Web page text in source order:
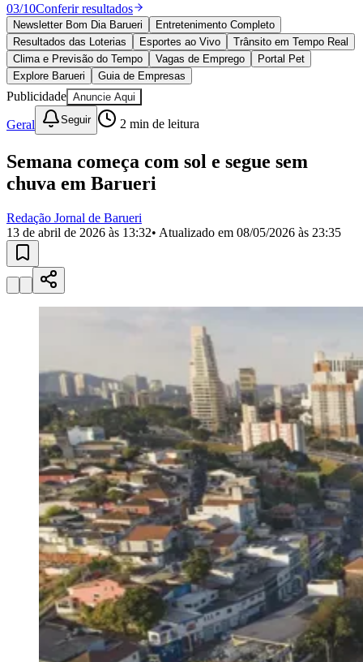
Esportes
Saúde
Segurança
Cultura
Meio Ambiente
Obras
Educação
Bairros de Barueri
Selecione sua regiãoPara notícias da sua região
JubranBelvalBethavilleBoa
VistaCalifórniaCarapicuíbaCentroChácaras MarcoCidades da
Região
Militar
Califórnia Jardim dos Altos
Esperança Jardim Graziela
Jardim São Silvestre
Nova Aldeinha
Parque Santa Luzia
Pirapora
do Bom JesusRecanto Phrynéa
Santana de
ParnaíbaSilveira TamboréVale do SolVila BarrosVila Boa VistaVila
do CondeVila Engenho NovoVila Márcia
Vila Nossa Sra. da
Vila Porto
Votupoca
Para Sua Empresa
Anuncie no Portal
Guia de Empresas
Divulgar VagasNovo
Publicidade Legal
Negócios Regionais
Turismo
Segurança Regional
Hospitais Estaduais
Parques & Represas
Cidades da Região
Santana de ParnaíbaOsascoCarapicuíba JandiraItapevi CotiaPirapora
do Bom Jesus
AraçariguamaCajamar CaieirasFranco da
03/10Conferir resultados
Newsletter Bom Dia Barueri
Entretenimento Completo
Resultados das Loterias
Esportes ao Vivo
Trânsito em Tempo Real
Clima e Previsão do Tempo
Vagas de Emprego
Portal Pet
Explore Barueri
Guia de Empresas
Publicidade Anuncie Aqui
Geral Seguir 2 min de leitura
Semana começa com sol e segue sem
chuva em Barueri
Redação Jornal de Barueri
13 de abril de 2026 às 13:32• Atualizado em 08/05/2026 às 23:35